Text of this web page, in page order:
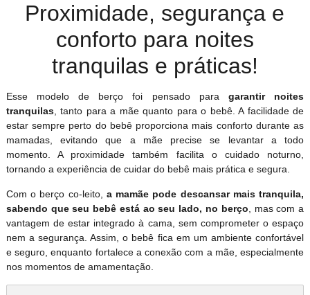
Proximidade, segurança e
conforto para noites
tranquilas e práticas!
Esse modelo de berço foi pensado para garantir noites
tranquilas, tanto para a mãe quanto para o bebê. A facilidade de
estar sempre perto do bebê proporciona mais conforto durante as
mamadas, evitando que a mãe precise se levantar a todo
momento. A proximidade também facilita o cuidado noturno,
tornando a experiência de cuidar do bebê mais prática e segura.
Com o berço co-leito, a mamãe pode descansar mais tranquila,
sabendo que seu bebê está ao seu lado, no berço, mas com a
vantagem de estar integrado à cama, sem comprometer o espaço
nem a segurança. Assim, o bebê fica em um ambiente confortável
e seguro, enquanto fortalece a conexão com a mãe, especialmente
nos momentos de amamentação.